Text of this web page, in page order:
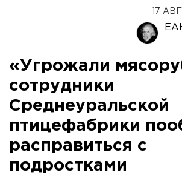
17
«Угрожали
сотрудники
Среднеуральской
птицефабрики
расправиться с
подростками